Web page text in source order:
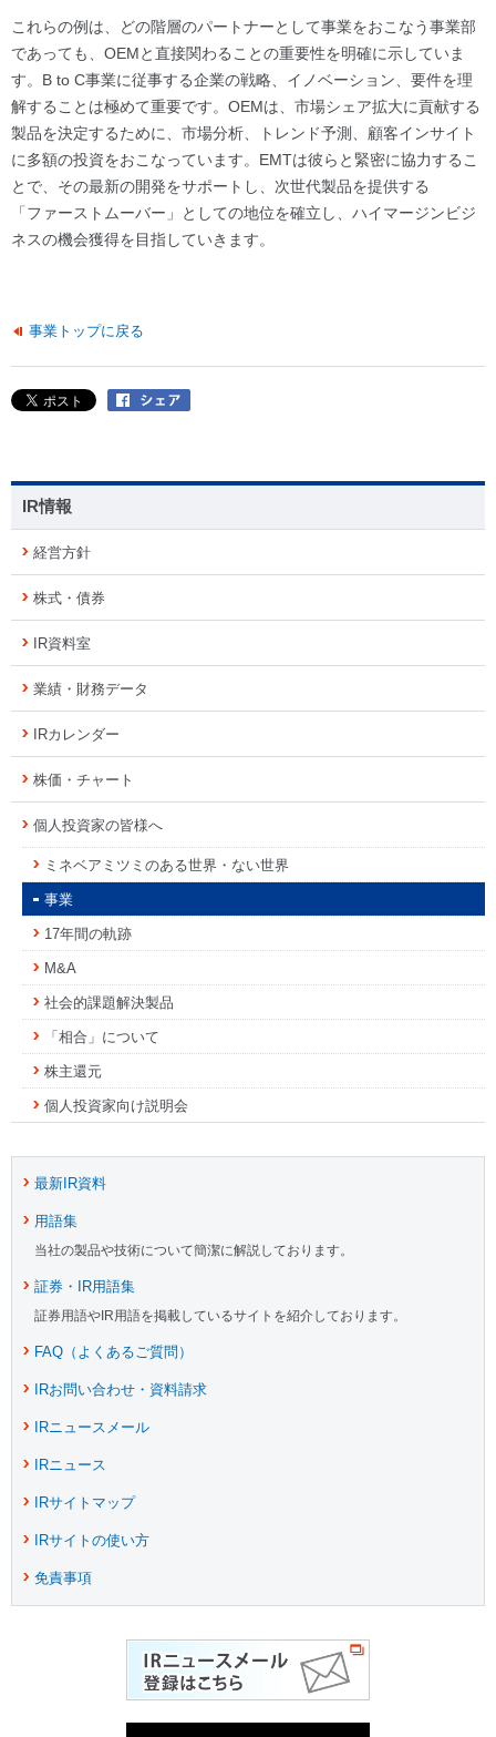
これらの例は、どの階層のパートナーとして事業をおこなう事業部
であっても、OEMと直接関わることの重要性を明確に示していま
す。B to C事業に従事する企業の戦略、イノベーション、要件を理
解することは極めて重要です。OEMは、市場シェア拡大に貢献する
製品を決定するために、市場分析、トレンド予測、顧客インサイト
に多額の投資をおこなっています。EMTは彼らと緊密に協力するこ
とで、その最新の開発をサポートし、次世代製品を提供する
「ファーストムーバー」としての地位を確立し、ハイマージンビジ
ネスの機会獲得を目指していきます。
事業トップに戻る
IR情報
経営方針
株式・債券
IR資料室
業績・財務データ
IRカレンダー
株価・チャート
個人投資家の皆様へ
ミネベアミツミのある世界・ない世界
事業
17年間の軌跡
M&A
社会的課題解決製品
「相合」について
株主還元
個人投資家向け説明会
最新IR資料
用語集
当社の製品や技術について簡潔に解説しております。
証券・IR用語集
証券用語やIR用語を掲載しているサイトを紹介しております。
FAQ（よくあるご質問）
IRお問い合わせ・資料請求
IRニュースメール
IRニュース
IRサイトマップ
IRサイトの使い方
免責事項